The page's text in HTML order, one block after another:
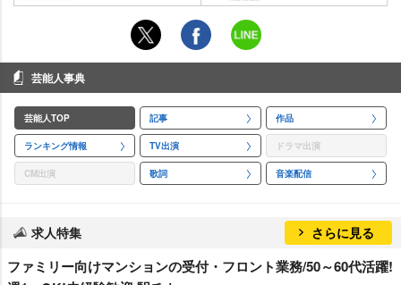
芸能人事典
芸能人TOP 記事 作品
ランキング情報 TV出演 ドラマ出演
CM出演 歌詞 音楽配信
求人特集 さらに見る
ファミリー向けマンションの受付・フロント業務/50～60代活躍!